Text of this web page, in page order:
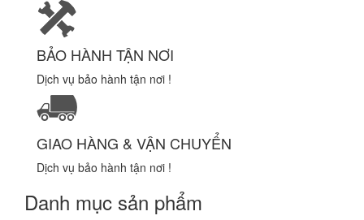
BẢO HÀNH TẬN NƠI
Dịch vụ bảo hành tận nơi !
GIAO HÀNG & VẬN CHUYỂN
Dịch vụ bảo hành tận nơi !
Danh mục sản phẩm